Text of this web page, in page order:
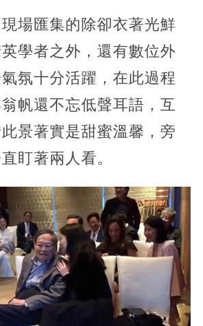
場匯集的除卻衣著光鮮
學者之外，還有數位外
氛十分活躍，在此過程
帆還不忘低聲耳語，互
景著實是甜蜜溫馨，旁
盯著兩人看。